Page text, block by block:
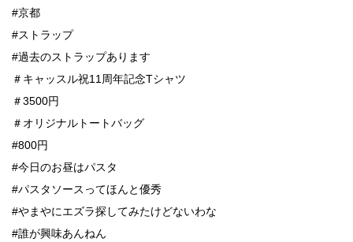
#京都
#ストラップ
#過去のストラップあります
＃キャッスル祝11周年記念Tシャツ
＃3500円
＃オリジナルトートバッグ
#800円
#今日のお昼はパスタ
#パスタソースってほんと優秀
#やまやにエズラ探してみたけどないわな
#誰が興味あんねん